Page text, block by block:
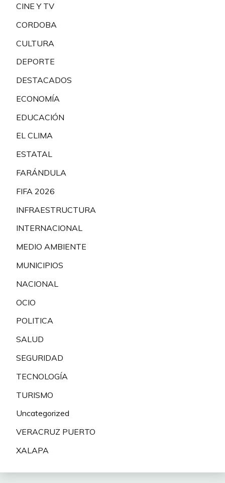
CINE Y TV
CORDOBA
CULTURA
DEPORTE
DESTACADOS
ECONOMÍA
EDUCACIÓN
EL CLIMA
ESTATAL
FARÁNDULA
FIFA 2026
INFRAESTRUCTURA
INTERNACIONAL
MEDIO AMBIENTE
MUNICIPIOS
NACIONAL
OCIO
POLITICA
SALUD
SEGURIDAD
TECNOLOGÍA
TURISMO
Uncategorized
VERACRUZ PUERTO
XALAPA